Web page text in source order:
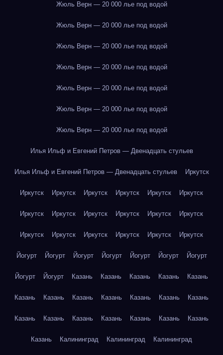
Жюль Верн — 20 000 лье под водой
Жюль Верн — 20 000 лье под водой
Жюль Верн — 20 000 лье под водой
Жюль Верн — 20 000 лье под водой
Жюль Верн — 20 000 лье под водой
Жюль Верн — 20 000 лье под водой
Жюль Верн — 20 000 лье под водой
Илья Ильф и Евгений Петров — Двенадцать стульев
Илья Ильф и Евгений Петров — Двенадцать стульев Иркутск
Иркутск Иркутск Иркутск Иркутск Иркутск Иркутск
Иркутск Иркутск Иркутск Иркутск Иркутск Иркутск
Иркутск Иркутск Иркутск Иркутск Иркутск Иркутск
Йогурт Йогурт Йогурт Йогурт Йогурт Йогурт Йогурт
Йогурт Йогурт Казань Казань Казань Казань Казань
Казань Казань Казань Казань Казань Казань Казань
Казань Казань Казань Казань Казань Казань Казань
Казань Калининград Калининград Калининград